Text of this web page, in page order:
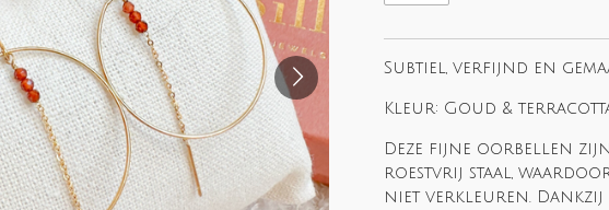
Subtiel, verfijnd en
Kleur: Goud &
Deze fijne oorbellen
roestvrij staal,
niet verkleuren.